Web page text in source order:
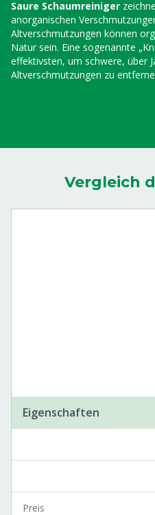
Saure Schaumreiniger
anorganischen
Altverschmutzungen können
Natur sein. Eine sogenannte
effektivsten, um schwere, über
Altverschmutzungen zu
Vergleich
Eigenschaften
Preis